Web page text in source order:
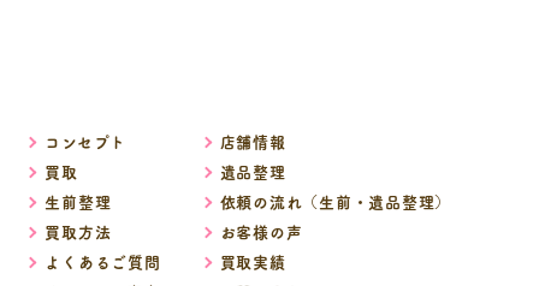
コンセプト
店舗情報
買取
遺品整理
生前整理
依頼の流れ（生前・遺品整理）
買取方法
お客様の声
よくあるご質問
買取実績